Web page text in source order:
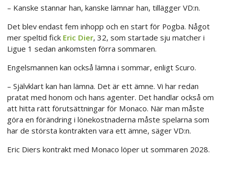
– Kanske stannar han, kanske lämnar han, tillägger VD:n.
Det blev endast fem inhopp och en start för Pogba. Något
mer speltid fick Eric Dier, 32, som startade sju matcher i
Ligue 1 sedan ankomsten förra sommaren.
Engelsmannen kan också lämna i sommar, enligt Scuro.
– Självklart kan han lämna. Det är ett ämne. Vi har redan
pratat med honom och hans agenter. Det handlar också om
att hitta rätt förutsättningar för Monaco. När man måste
göra en förändring i lönekostnaderna måste spelarna som
har de största kontrakten vara ett ämne, säger VD:n.
Eric Diers kontrakt med Monaco löper ut sommaren 2028.